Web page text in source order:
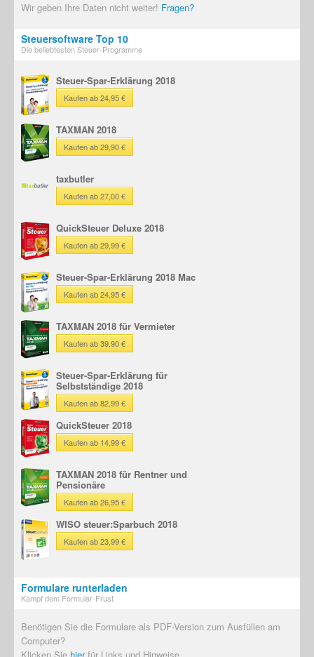
Wir geben Ihre Daten nicht weiter! Fragen?
Steuersoftware Top 10
Die beliebtesten Steuer-Programme
Steuer-Spar-Erklärung 2018
Kaufen ab 24,95 €
TAXMAN 2018
Kaufen ab 29,90 €
taxbutler
Kaufen ab 27,00 €
QuickSteuer Deluxe 2018
Kaufen ab 29,99 €
Steuer-Spar-Erklärung 2018 Mac
Kaufen ab 24,95 €
TAXMAN 2018 für Vermieter
Kaufen ab 39,90 €
Steuer-Spar-Erklärung für
Selbstständige 2018
Kaufen ab 82,99 €
QuickSteuer 2018
Kaufen ab 14,99 €
TAXMAN 2018 für Rentner und
Pensionäre
Kaufen ab 26,95 €
WISO steuer:Sparbuch 2018
Kaufen ab 23,99 €
Formulare runterladen
Kampf dem Formular-Frust
Benötigen Sie die Formulare als PDF-Version zum Ausfüllen am
Computer?